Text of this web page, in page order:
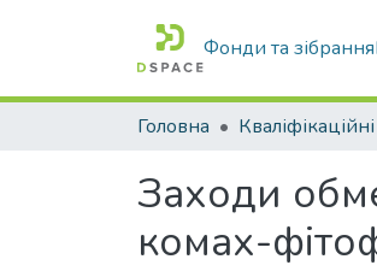
Фонди та зібрання
Головна
Заходи
комах-